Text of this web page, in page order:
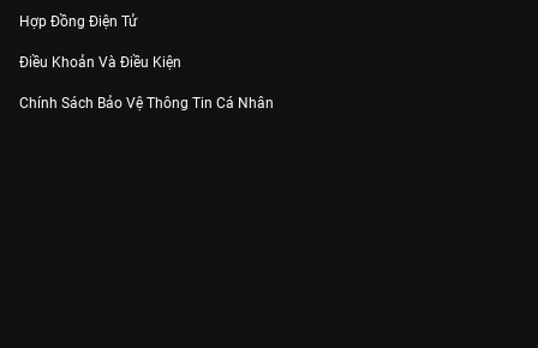
Hợp Đồng Điện Tử
Điều Khoản Và Điều Kiện
Chính Sách Bảo Vệ Thông Tin Cá Nhân